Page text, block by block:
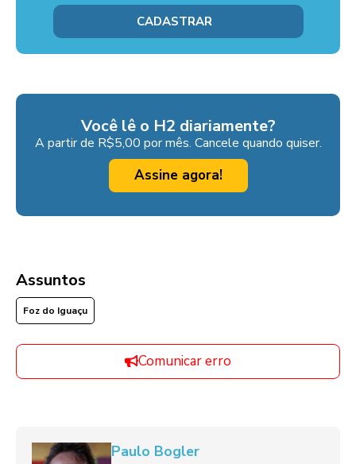
Você lê o H2 diariamente?
A partir de R$5,00 por mês. Cancele quando quiser.
Assine agora!
Assuntos
Foz do Iguaçu
Comunicar erro
Paulo Bogler